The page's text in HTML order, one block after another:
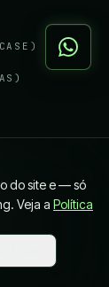
do site e — só
Veja a Política